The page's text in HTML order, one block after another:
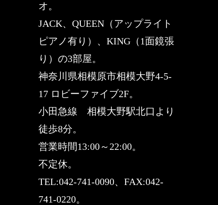
オ。
JACK、QUEEN（アップライト
ピアノ有り）、KING（1面鏡張
り）の3部屋。
神奈川県相模原市相模大野4-5-
17 ロビーファイブ2F。
小田急線 相模大野駅北口より
徒歩8分。
営業時間13:00～22:00。
不定休。
TEL:042-741-0090、FAX:042-
741-0220。